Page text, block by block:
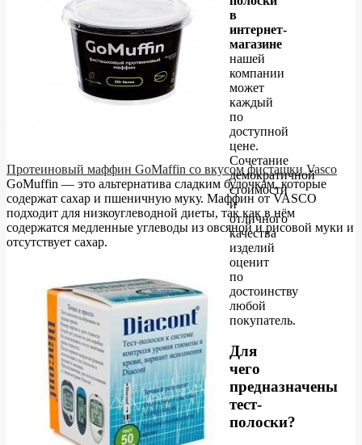
Протеиновый маффин GoMaffin со вкусом фисташки Vasco
GoMuffin — это альтернатива сладким булочкам, которые
содержат сахар и пшеничную муку. Маффин от VASCO
подходит для низкоуглеводной диеты, так как в нём
содержатся медленные углеводы из овсяной и рисовой муки и
отсутствует сахар.
в
интернет-
магазине
нашей
компании
может
каждый
по
доступной
цене.
Сочетание
демократичной
стоимости
и
отличного
качества
изделий
оценит
по
достоинству
любой
покупатель.
Для
чего
предназначены
тест-
полоски?